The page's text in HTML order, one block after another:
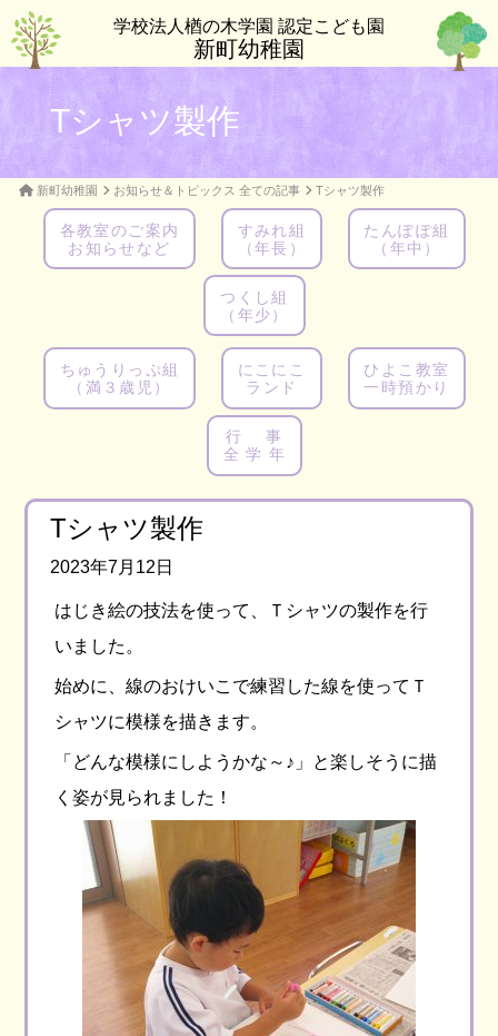
学校法人楢の木学園 認定こども園
新町幼稚園
Tシャツ製作
新町幼稚園 お知らせ＆トピックス 全ての記事 Tシャツ製作
各教室のご案内
お知らせなど
すみれ組
（年長）
たんぽぽ組
（年中）
つくし組
（年少）
ちゅうりっぷ組
（満３歳児）
にこにこ
ランド
ひよこ教室
一時預かり
行 事
全 学 年
Tシャツ製作
2023年7月12日
はじき絵の技法を使って、Ｔシャツの製作を行
いました。
始めに、線のおけいこで練習した線を使ってＴ
シャツに模様を描きます。
「どんな模様にしようかな～♪」と楽しそうに描
く姿が見られました！